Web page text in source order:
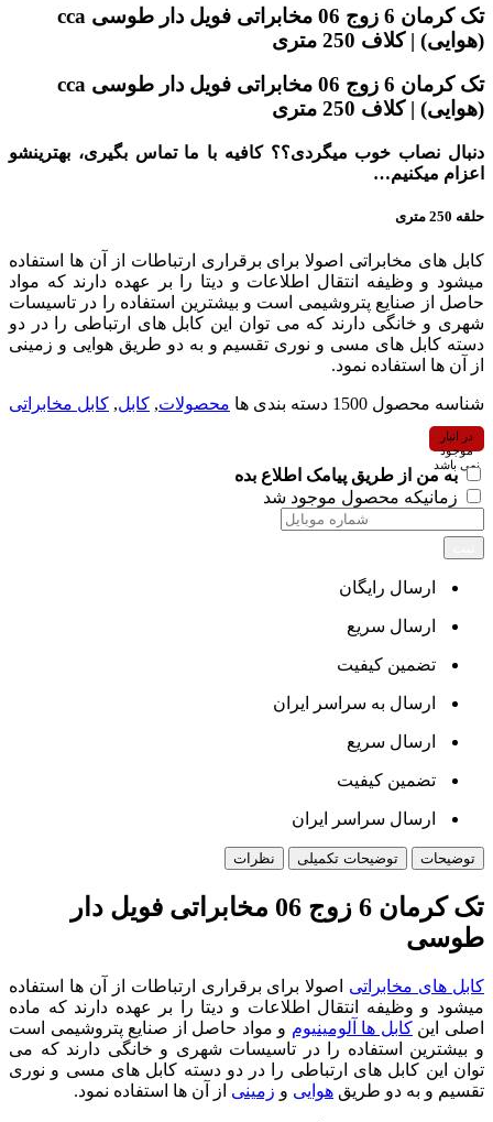
تک کرمان 6 زوج 06 مخابراتی فویل دار طوسی cca
(هوایی) | کلاف 250 متری
تک کرمان 6 زوج 06 مخابراتی فویل دار طوسی cca
(هوایی) | کلاف 250 متری
دنبال نصاب خوب میگردی؟؟ کافیه با ما تماس بگیری، بهترینشو
اعزام میکنیم…
حلقه 250 متری
کابل های مخابراتی اصولا برای برقراری ارتباطات از آن ها استفاده
میشود و وظیفه انتقال اطلاعات و دیتا را بر عهده دارند که مواد
حاصل از صنایع پتروشیمی است و بیشترین استفاده را در تاسیسات
شهری و خانگی دارند که می توان این کابل های ارتباطی را در دو
دسته کابل های مسی و نوری تقسیم و به دو طریق هوایی و زمینی
از آن ها استفاده نمود.
شناسه محصول 1500 دسته بندی ها محصولات, کابل, کابل مخابراتی
در انبار
موجود
نمی باشد
به من از طریق پیامک اطلاع بده
زمانیکه محصول موجود شد
ارسال رایگان
ارسال سریع
تضمین کیفیت
ارسال به سراسر ایران
ارسال سریع
تضمین کیفیت
ارسال سراسر ایران
توضیحات توضیحات تکمیلی نظرات
تک کرمان 6 زوج 06 مخابراتی فویل دار
طوسی
کابل های مخابراتی اصولا برای برقراری ارتباطات از آن ها استفاده
میشود و وظیفه انتقال اطلاعات و دیتا را بر عهده دارند که ماده
اصلی اینکابل ها آلومینیوم و مواد حاصل از صنایع پتروشیمی است
و بیشترین استفاده را در تاسیسات شهری و خانگی دارند که می
توان این کابل های ارتباطی را در دو دسته کابل های مسی و نوری
تقسیم و به دو طریق هوایی و زمینی از آن ها استفاده نمود.